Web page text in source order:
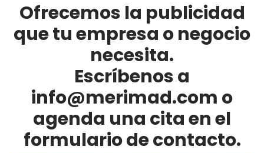
Ofrecemos la publicidad
que tu empresa o negocio
necesita.
Escríbenos a
info@merimad.com o
agenda una cita en el
formulario de contacto.